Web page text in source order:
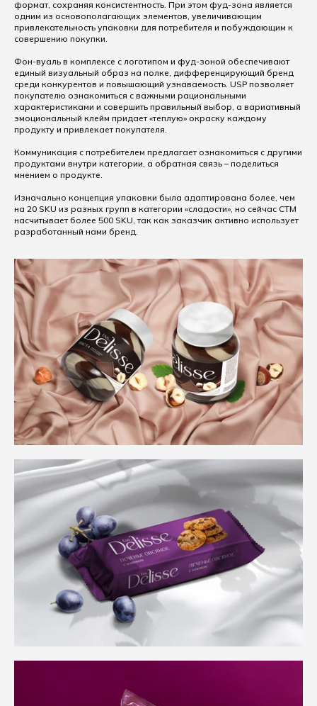
формат, сохраняя консистентность. При этом фуд-зона является
одним из основополагающих элементов, увеличивающим
привлекательность упаковки для потребителя и побуждающим к
совершению покупки.
Фон-вуаль в комплексе с логотипом и фуд-зоной обеспечивают
единый визуальный образ на полке, дифференцирующий бренд
среди конкурентов и повышающий узнаваемость. USP позволяет
покупателю ознакомиться с важными рациональными
характеристиками и совершить правильный выбор, а вариативный
эмоциональный клейм придает «теплую» окраску каждому
продукту и привлекает покупателя.
Коммуникация с потребителем предлагает ознакомиться с другими
продуктами внутри категории, а обратная связь – поделиться
мнением о продукте.
Изначально концепция упаковки была адаптирована более, чем
на 20 SKU из разных групп в категории «сладости», но сейчас СТМ
насчитывает более 500 SKU, так как заказчик активно использует
разработанный нами бренд.